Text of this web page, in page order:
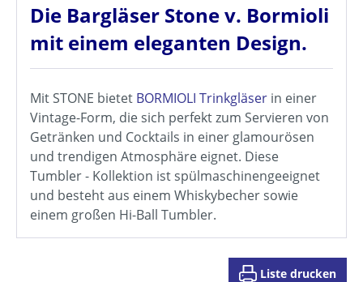
Die Bargläser Stone v. Bormioli
mit einem eleganten Design.
Mit STONE bietet BORMIOLI Trinkgläser in einer
Vintage-Form, die sich perfekt zum Servieren von
Getränken und Cocktails in einer glamourösen
und trendigen Atmosphäre eignet. Diese
Tumbler - Kollektion ist spülmaschinengeeignet
und besteht aus einem Whiskybecher sowie
einem großen Hi-Ball Tumbler.
Liste drucken